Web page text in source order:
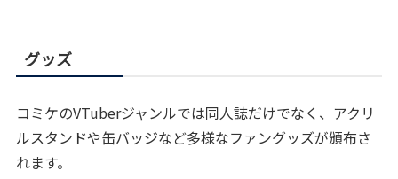
グッズ
コミケのVTuberジャンルでは同人誌だけでなく、アクリ
ルスタンドや缶バッジなど多様なファングッズが頒布さ
れます。